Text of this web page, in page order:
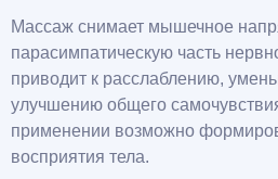
Массаж снимает мышечное
парасимпатическую часть
приводит к расслаблению,
улучшению общего
применении возможно
восприятия тела.